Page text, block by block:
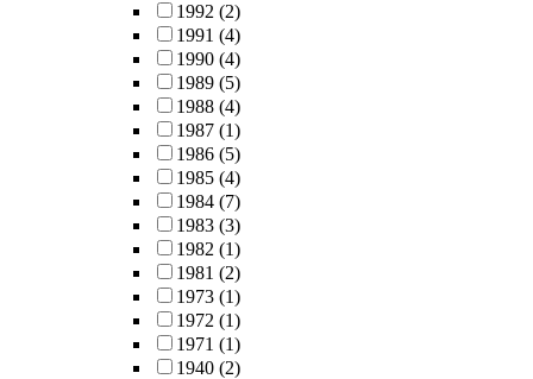
1992 (2)
1991 (4)
1990 (4)
1989 (5)
1988 (4)
1987 (1)
1986 (5)
1985 (4)
1984 (7)
1983 (3)
1982 (1)
1981 (2)
1973 (1)
1972 (1)
1971 (1)
1940 (2)